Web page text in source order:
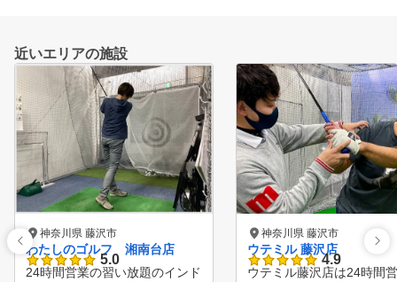
近いエリアの施設
神奈川県 藤沢市
わたしのゴルフ 湘南台店
5.0
24時間営業の習い放題のインド
神奈川県 藤沢市
ウテミル 藤沢店
4.9
ウテミル藤沢店は24時間